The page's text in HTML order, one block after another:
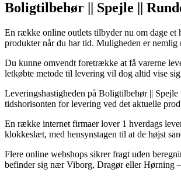
Boligtilbehør || Spejle ||
En række online outlets tilbyder nu om dage et
produkter når du har tid. Muligheden er
Du kunne omvendt foretrække at få varerne
letkøbte metode til levering vil dog altid vise
Leveringshastigheden på Boligtilbehør ||
tidshorisonten for levering ved det aktuelle
En række internet firmaer lover 1 hverdags
klokkeslæt, med hensynstagen til at de højst
Flere online webshops sikrer fragt uden
befinder sig nær Viborg, Dragør eller Hørning